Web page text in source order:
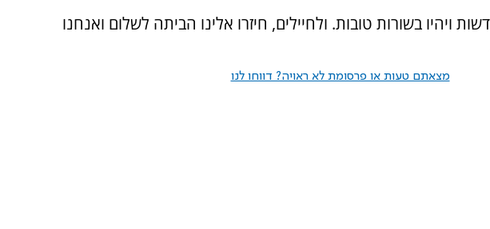
ויהיו בשורות טובות. ולחיילים, חיזרו אלינו הביתה לשלום ואנחנו
מצאתם טעות או פרסומת לא ראויה? דווחו לנו